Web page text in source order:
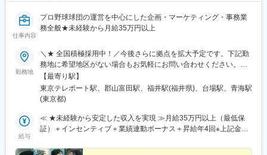
仕事内容
プロ野球球団の運営を中心にした企画・マーケティング・事務業
務全般★未経験から月給35万円以上
勤務地
＼★ 全国積極採用中！／今後さらに拠点を拡大予定です。下記勤
務地に希望地区がない場合もお気軽にお問い合わせください。≪
希望に沿わない転勤なし ★ 東京を拠点に地方都市に貢献≫■東京
本社／東京都江東区青海1-1-20 ダイバーシティ東京 オフィスタワ
ー 12F■東北オフィス／福島県郡山市八山田3丁目22■北陸オフィ
【最寄り駅】
東京テレポート駅、郡山富田駅、福井駅(福井県)、台場駅、青海駅
(東京都)
給与
≪ ★未経験から安定した収入を実現 ≫月給35万円以上（最低保
証）＋インセンティブ＋業績連動ボーナス＋昇給年4回※上記金額
す。超過分は別途支給。※最大6ヶ月の試用期間あり（期間中は月